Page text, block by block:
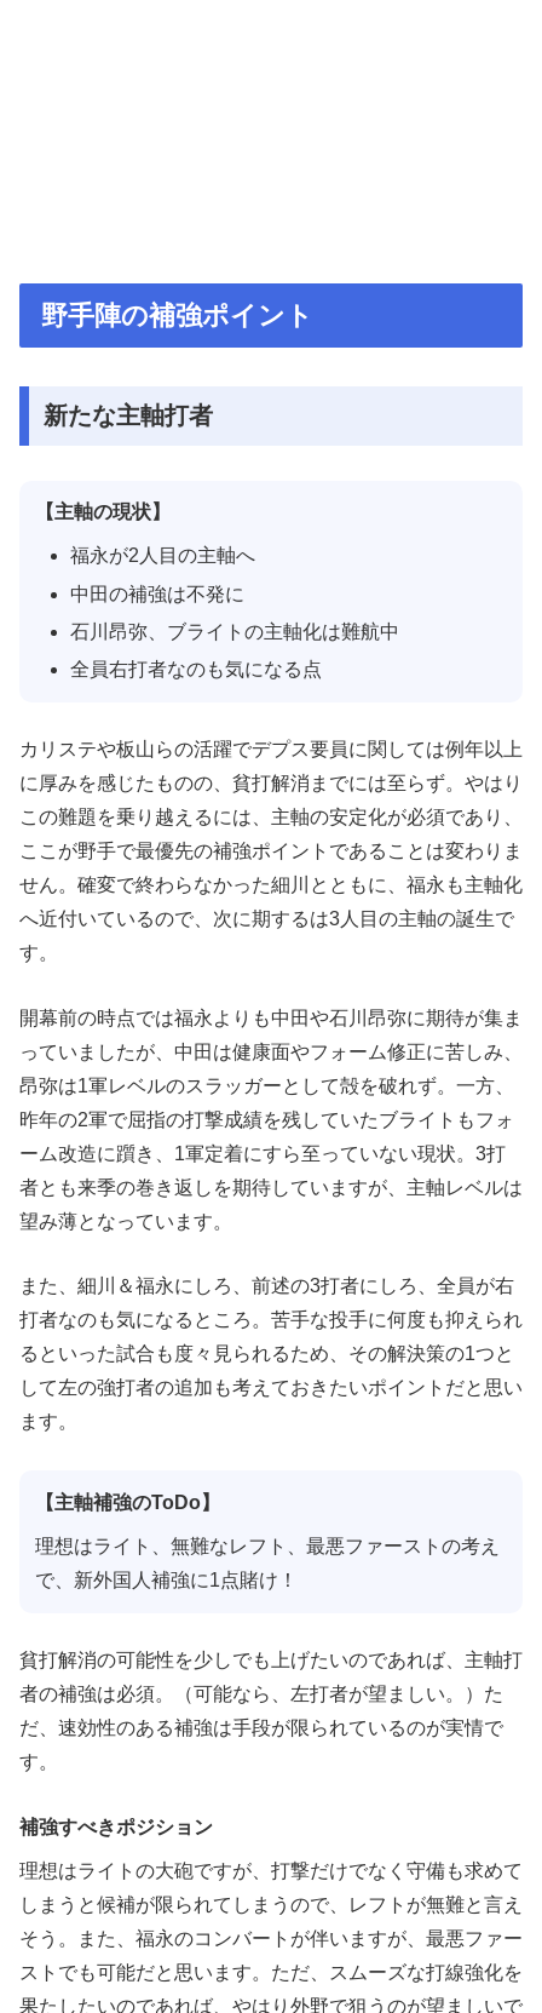
野手陣の補強ポイント
新たな主軸打者
【主軸の現状】
福永が2人目の主軸へ
中田の補強は不発に
石川昂弥、ブライトの主軸化は難航中
全員右打者なのも気になる点
カリステや板山らの活躍でデプス要員に関しては例年以上
に厚みを感じたものの、貧打解消までには至らず。やはり
この難題を乗り越えるには、主軸の安定化が必須であり、
ここが野手で最優先の補強ポイントであることは変わりま
せん。確変で終わらなかった細川とともに、福永も主軸化
へ近付いているので、次に期するは3人目の主軸の誕生で
す。
開幕前の時点では福永よりも中田や石川昂弥に期待が集ま
っていましたが、中田は健康面やフォーム修正に苦しみ、
昂弥は1軍レベルのスラッガーとして殻を破れず。一方、
昨年の2軍で屈指の打撃成績を残していたブライトもフォ
ーム改造に躓き、1軍定着にすら至っていない現状。3打
者とも来季の巻き返しを期待していますが、主軸レベルは
望み薄となっています。
また、細川＆福永にしろ、前述の3打者にしろ、全員が右
打者なのも気になるところ。苦手な投手に何度も抑えられ
るといった試合も度々見られるため、その解決策の1つと
して左の強打者の追加も考えておきたいポイントだと思い
ます。
【主軸補強のToDo】
理想はライト、無難なレフト、最悪ファーストの考え
で、新外国人補強に1点賭け！
貧打解消の可能性を少しでも上げたいのであれば、主軸打
者の補強は必須。（可能なら、左打者が望ましい。）た
だ、速効性のある補強は手段が限られているのが実情で
す。
補強すべきポジション
理想はライトの大砲ですが、打撃だけでなく守備も求めて
しまうと候補が限られてしまうので、レフトが無難と言え
そう。また、福永のコンバートが伴いますが、最悪ファー
ストでも可能だと思います。ただ、スムーズな打線強化を
果たしたいのであれば、やはり外野で狙うのが望ましいで